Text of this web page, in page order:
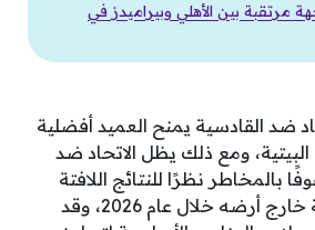
مرتقبة بين الأهلي وبيراميدز في
ضد القادسية يمنح العميد أفضلية
ومع ذلك يظل الاتحاد ضد
بالمخاطر نظرًا للنتائج اللافتة
التي حققها القادسية خارج أرضه خلال عام 2026، وقد